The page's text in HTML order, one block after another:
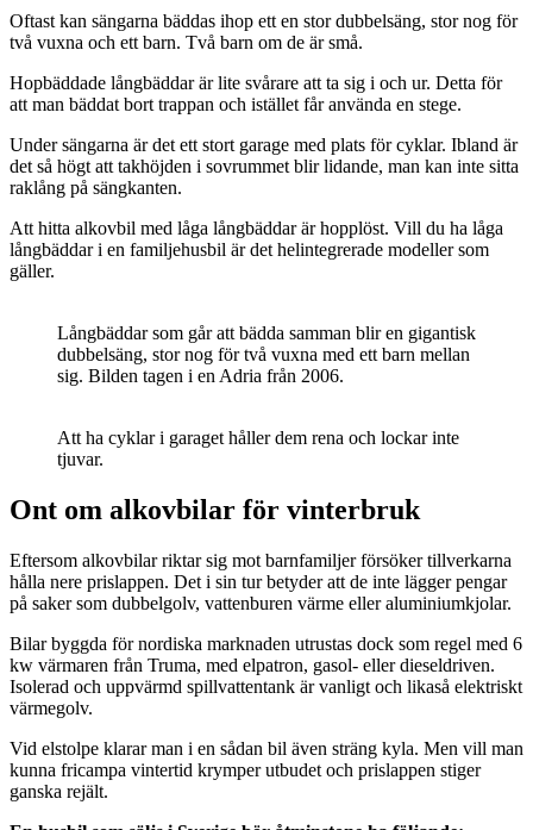
Oftast kan sängarna bäddas ihop ett en stor dubbelsäng, stor nog för
två vuxna och ett barn. Två barn om de är små.
Hopbäddade långbäddar är lite svårare att ta sig i och ur. Detta för
att man bäddat bort trappan och istället får använda en stege.
Under sängarna är det ett stort garage med plats för cyklar. Ibland är
det så högt att takhöjden i sovrummet blir lidande, man kan inte sitta
raklång på sängkanten.
Att hitta alkovbil med låga långbäddar är hopplöst. Vill du ha låga
långbäddar i en familjehusbil är det helintegrerade modeller som
gäller.
Långbäddar som går att bädda samman blir en gigantisk
dubbelsäng, stor nog för två vuxna med ett barn mellan
sig. Bilden tagen i en Adria från 2006.
Att ha cyklar i garaget håller dem rena och lockar inte
tjuvar.
Ont om alkovbilar för vinterbruk
Eftersom alkovbilar riktar sig mot barnfamiljer försöker tillverkarna
hålla nere prislappen. Det i sin tur betyder att de inte lägger pengar
på saker som dubbelgolv, vattenburen värme eller aluminiumkjolar.
Bilar byggda för nordiska marknaden utrustas dock som regel med 6
kw värmaren från Truma, med elpatron, gasol- eller dieseldriven.
Isolerad och uppvärmd spillvattentank är vanligt och likaså elektriskt
värmegolv.
Vid elstolpe klarar man i en sådan bil även sträng kyla. Men vill man
kunna fricampa vintertid krymper utbudet och prislappen stiger
ganska rejält.